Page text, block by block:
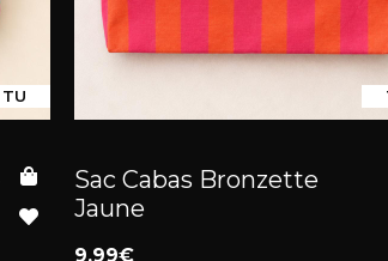
TU
Sac Cabas Bronzette
Jaune
9.99€